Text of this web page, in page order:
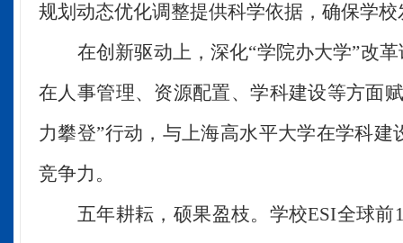
规划动态优化调整提供科学依据，确保学
在创新驱动上 ，深化“学院办大学”改
在人事管理、资源配置、学科建设等方面
力攀登”行动，与上海高水平大学在学科建
竞争力。
五年耕耘，硕果盈枝。 学校ESI全球前